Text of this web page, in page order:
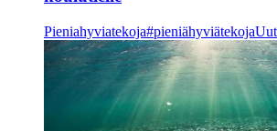
Pieniahyviatekoja#pieniähyviätekoja